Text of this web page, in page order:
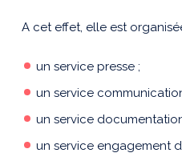
A cet effet, elle est
un service presse ;
un service
un service
un service engagement